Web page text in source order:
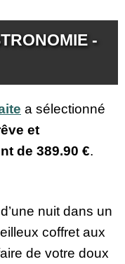
-
a sélectionné
et
de 389.90 €.
nuit dans un
coffret aux
de votre doux